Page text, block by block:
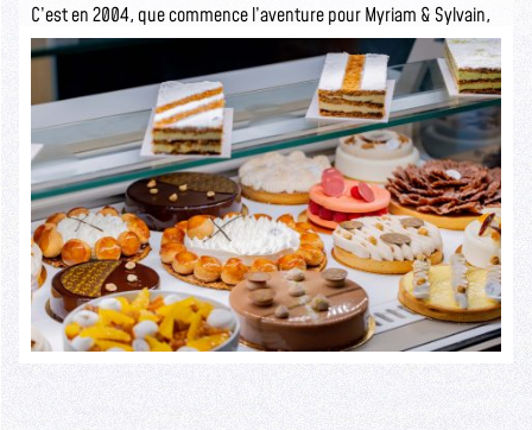
C’est en 2004, que commence l’aventure pour Myriam & Sylvain,
ils ouvrent la pâtisserie Sylvain Depuichaffray dans une boutique
Seuls les initiés savent ce qui se cache derrière cette devanture
rustique.
Lire la suite >>